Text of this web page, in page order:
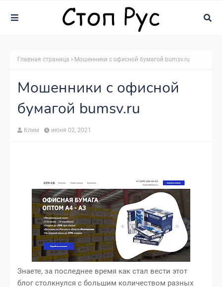
Главная страница Мошенники с офисной бумагой bumsv.ru
Мошенники с офисной
бумагой bumsv.ru
Клим июня 02, 2021
Знаете, за последнее время как стал вести этот
блог столкнулся с большим количеством разных